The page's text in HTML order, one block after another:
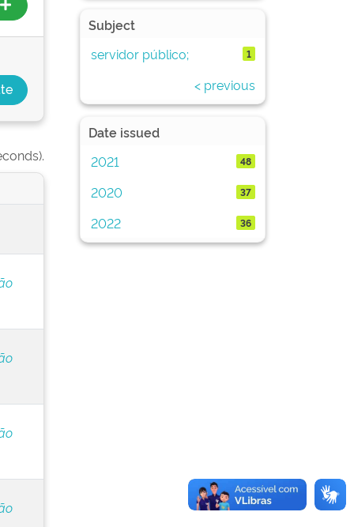
Subject
servidor público;
1
< previous
Date issued
2021
48
2020 37
2022 36